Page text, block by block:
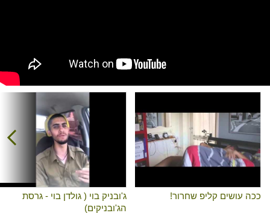
ככה עושים קליפ שחרור!
ג'ובניק בוי ( גולדן בוי - גרסת
הג'ובניקים)